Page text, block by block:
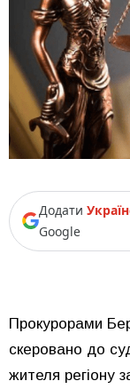
Додати
Google
Прокурорами
скеровано до
жителя регіону